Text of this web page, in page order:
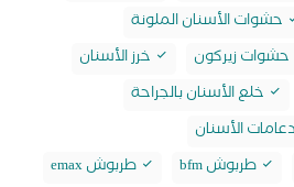
حشوات الأسنان الملونة
حشوات زيركون
خرز الأسنان
خلع الأسنان بالجراحة
دعامات الأسنان
طربوش bfm
طربوش emax